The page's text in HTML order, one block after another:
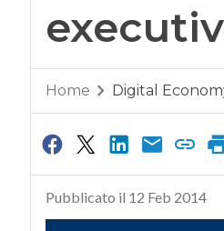
Home Digital
Pubblicato il 12 Feb 2014